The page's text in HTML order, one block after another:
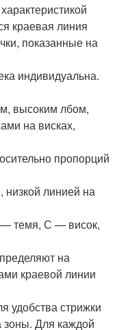
краевая линия
показанные на
индивидуальна.
высоким лбом,
на висках,
пропорций
линией на
— темя, С — висок,
на
краевой линии
удобства стрижки
зоны. Для каждой